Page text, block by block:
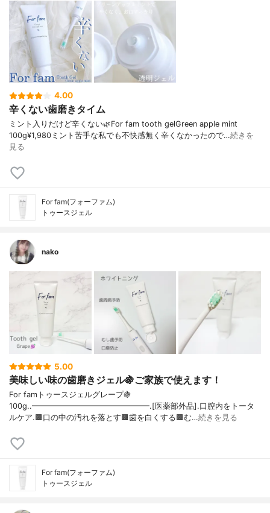
4.00
辛くない歯磨きタイム
ミント入りだけど辛くない🌿For fam tooth gelGreen apple mint
100g¥1,980ミント苦手な私でも不快感無く辛くなかったので…続きを
見る
For fam(フォーファム)
トゥースジェル
nako
5.00
美味しい味の歯磨きジェル🍇ご家族で使えます！
For famトゥースジェルグレープ🍇
100g..━━━━━━━━━━━━━━━.[医薬部外品].口腔内をトータ
ルケア.🟫口の中の汚れを落とす🟫歯を白くする🟫む…続きを見る
For fam(フォーファム)
トゥースジェル